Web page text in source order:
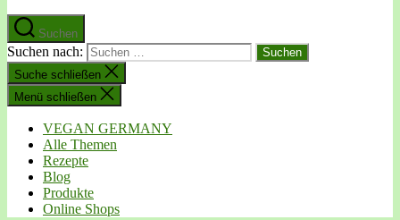
Suchen
Suchen nach:
Suche schließen
Menü schließen
VEGAN GERMANY
Alle Themen
Rezepte
Blog
Produkte
Online Shops